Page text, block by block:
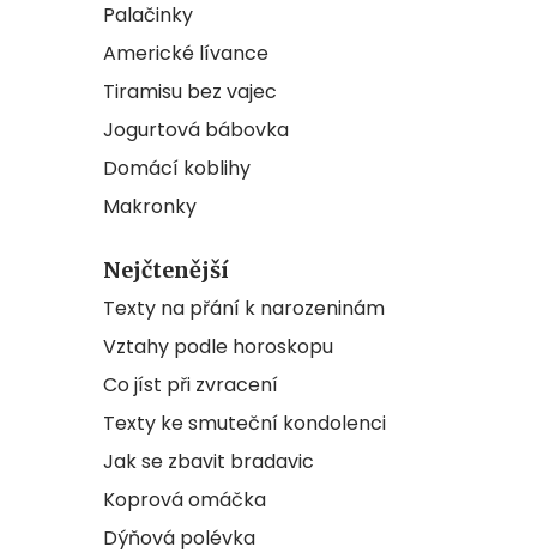
Palačinky
Americké lívance
Tiramisu bez vajec
Jogurtová bábovka
Domácí koblihy
Makronky
Nejčtenější
Texty na přání k narozeninám
Vztahy podle horoskopu
Co jíst při zvracení
Texty ke smuteční kondolenci
Jak se zbavit bradavic
Koprová omáčka
Dýňová polévka